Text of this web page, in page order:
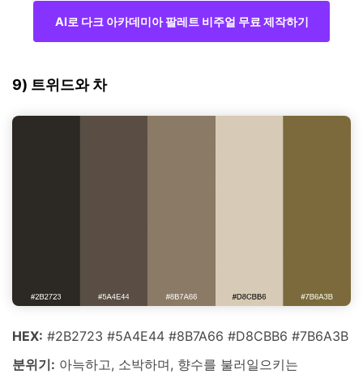
AI로 다크 아카데미아 팔레트 비주얼 무료 제작하기
9) 트위드와 차
HEX: #2B2723 #5A4E44 #8B7A66 #D8CBB6 #7B6A3B
분위기: 아늑하고, 소박하며, 향수를 불러일으키는